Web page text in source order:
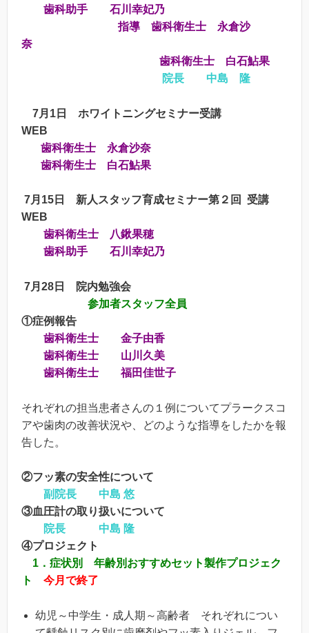
歯科助手 石川幸妃乃
指導 歯科衛生士 永倉沙
奈
歯科衛生士 白石鮎果
院長 中島 隆
7月1日 ホワイトニングセミナー受講
WEB
歯科衛生士 永倉沙奈
歯科衛生士 白石鮎果
7月15日 新人スタッフ育成セミナー第２回 受講
WEB
歯科衛生士 八鍬果穂
歯科助手 石川幸妃乃
7月28日 院内勉強会
参加者スタッフ全員
①症例報告
歯科衛生士 金子由香
歯科衛生士 山川久美
歯科衛生士 福田佳世子
それぞれの担当患者さんの１例についてプラークスコ
アや歯肉の改善状況や、どのような指導をしたかを報
告した。
②フッ素の安全性について
副院長 中島 悠
③血圧計の取り扱いについて
院長 中島 隆
④プロジェクト
1 ．症状別 年齢別おすすめセット製作プロジェク
ト
今月で終了
幼児～中学生・成人期～高齢者 それぞれについ